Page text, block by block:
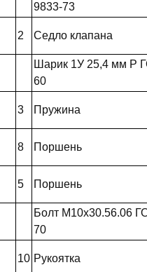
9833-73
2 Седло клапана
Шарик 1У 25,4 мм Р
60
3 Пружина
8 Поршень
5 Поршень
Болт М10х30.56.06
70
10 Рукоятка